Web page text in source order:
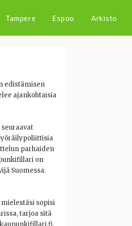
Tampere Espoo Arkisto
edistämisen
ajankohtaisia
parhaiden
on
Suomessa.
sopisi
tarjoa sitä